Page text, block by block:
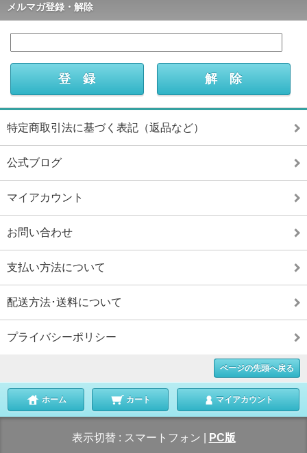
メルマガ登録・解除
特定商取引法に基づく表記（返品など）
公式ブログ
マイアカウント
お問い合わせ
支払い方法について
配送方法･送料について
プライバシーポリシー
ページの先頭へ戻る
ホーム カート マイアカウント
表示切替 : スマートフォン PC版